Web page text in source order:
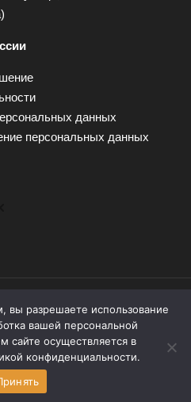
)
данных
персональных данных
Все права защищены.
на сайте, не являются
получения информации
к продавцу.
вы разрешаете использование
вашей персональной
сайте осуществляется в
конфиденциальности.